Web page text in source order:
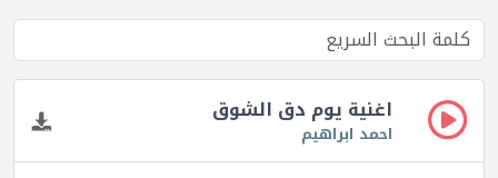
اغنية يوم دق الشوق
احمد ابراهيم